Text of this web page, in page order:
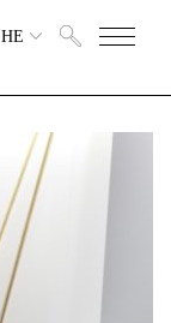
HE